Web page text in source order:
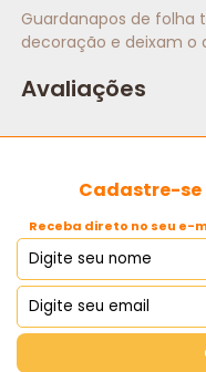
Guardanapos de
decoração e deixam o
Avaliações
Cadastre-se
Receba direto no seu e-